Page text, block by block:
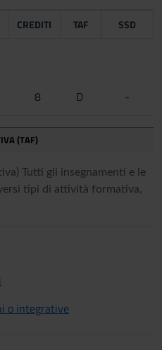
CREDITI TAF SSD
8 D -
(TAF)
Tutti gli insegnamenti e le
tipi di attività formativa,
o integrative